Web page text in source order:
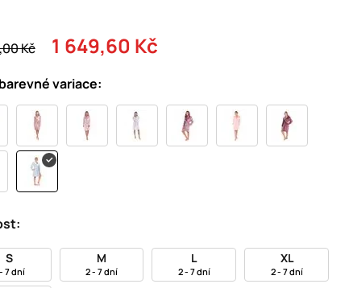
Kč 1 649,60 Kč
variace:
S
7 dní
M
2 - 7 dní
L
2 - 7 dní
XL
2 - 7 dní